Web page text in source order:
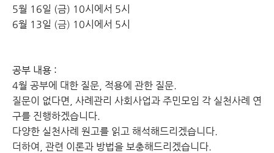
5월 16일 (금) 10시에서 5시
6월 13일 (금) 10시에서 5시
공부 내용 :
4월 공부에 대한 질문, 적용에 관한 질문.
질문이 없다면, 사례관리 사회사업과 주민모임 각 실천사례 연
구를 진행하겠습니다.
다양한 실천사례 원고를 읽고 해석해드리겠습니다.
더하여, 관련 이론과 방법을 보충해드리겠습니다.